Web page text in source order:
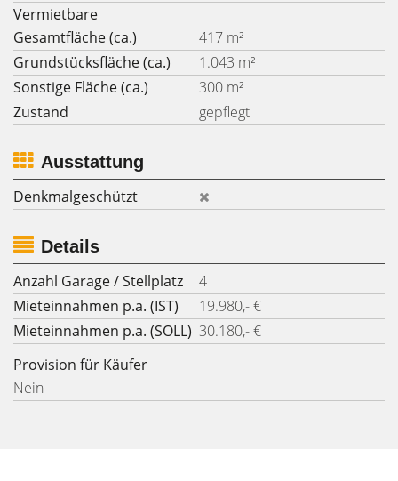
Vermietbare
Gesamtfläche (ca.)
417 m²
Grundstücksfläche (ca.)
1.043 m²
Sonstige Fläche (ca.)
300 m²
Zustand
gepflegt
Ausstattung
Denkmalgeschützt
Details
Anzahl Garage / Stellplatz
4
Mieteinnahmen p.a. (IST)
19.980,- €
Mieteinnahmen p.a. (SOLL) 30.180,- €
Provision für Käufer
Nein